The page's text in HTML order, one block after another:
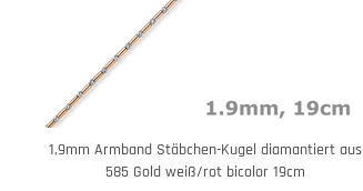
1,9mm Armband Stäbchen-Kugel diamantiert aus
585 Gold weiß/rot bicolor 19cm